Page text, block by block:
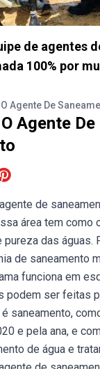
de agentes
100% por
Agente De
Agente De
de
área tem como
das águas.
de saneamento
funciona em
podem ser feitas
saneamento,
e pela ana, e
de água e